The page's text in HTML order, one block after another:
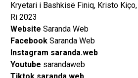
Kryetari i Bashkisë Finiq, Kristo
Ri 2023
Website Saranda Web
Facebook Saranda Web
Instagram saranda.web
Youtube sarandaweb